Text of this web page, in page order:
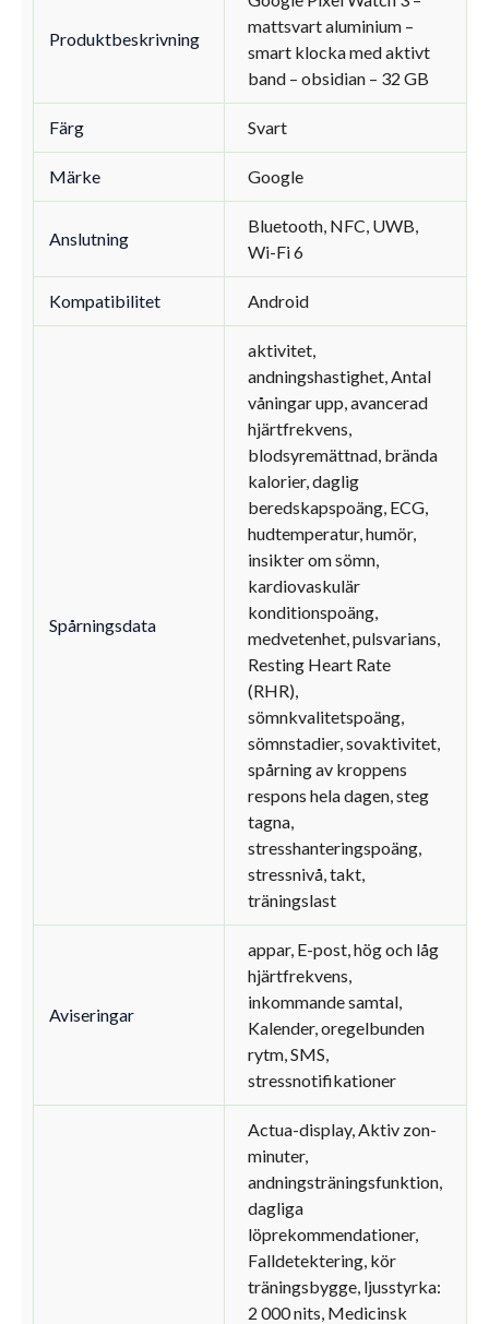
Produktbeskrivning
mattsvart aluminium –
smart klocka med aktivt
band – obsidian – 32 GB
Färg Svart
Märke Google
Anslutning
Bluetooth, NFC, UWB,
Wi-Fi 6
Kompatibilitet Android
Spårningsdata
aktivitet,
andningshastighet, Antal
våningar upp, avancerad
hjärtfrekvens,
blodsyremättnad, brända
kalorier, daglig
beredskapspoäng, ECG,
hudtemperatur, humör,
insikter om sömn,
kardiovaskulär
konditionspoäng,
medvetenhet, pulsvarians,
Resting Heart Rate
(RHR),
sömnkvalitetspoäng,
sömnstadier, sovaktivitet,
spårning av kroppens
respons hela dagen, steg
tagna,
stresshanteringspoäng,
stressnivå, takt,
träningslast
Aviseringar
appar, E-post, hög och låg
hjärtfrekvens,
inkommande samtal,
Kalender, oregelbunden
rytm, SMS,
stressnotifikationer
Actua-display, Aktiv zon-
minuter,
andningsträningsfunktion,
dagliga
löprekommendationer,
Falldetektering, kör
träningsbygge, ljusstyrka:
2 000 nits, Medicinsk